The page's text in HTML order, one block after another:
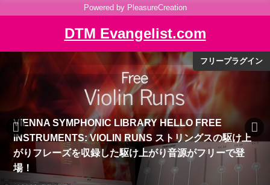
Powered by PleasureCreation
DTM Evangelist.com
セール情報
Native Instruments KOMPLETE 14 新発売！最新イン
ストゥルメントからSoundwideパートナーのマスタリ
ングソフトまでをバンドル！